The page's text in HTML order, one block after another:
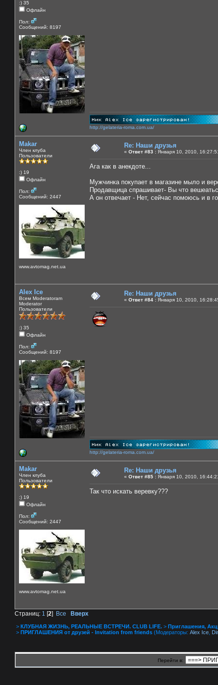
:) 35
Офлайн
Пол:
Сообщений: 8197
http://gelateria-roma.com.ua/
Makar
Член клуба
Пользователи
:) 19
Офлайн
Пол:
Сообщений: 2447
www.avtomag.net.ua
Re: Наши друзья
« Ответ #83 : Января 10, 2010,
Ага как в анекдоте...
Мужчинка покупает в магазине мыло и
Продавщица спрашивает- Вы что
А он отвечает - Нет, сейчас помоюсь и в
Alex Ice
Всем Moderatoram
Moderator
Пользователи
:) 35
Офлайн
Пол:
Сообщений: 8197
Re: Наши друзья
« Ответ #84 : Января 10, 2010,
http://gelateria-roma.com.ua/
Makar
Член клуба
Пользователи
:) 19
Офлайн
Пол:
Сообщений: 2447
www.avtomag.net.ua
Re: Наши друзья
« Ответ #85 : Января 10, 2010,
Так что искать веревку???
Страниц: 1 [2] Все Вверх
> КЛУБНАЯ ЖИЗНЬ, РЕАЛЬНЫЕ ВСТРЕЧИ. CLUB LIFE. > Приглашения,
> ПРИГЛАШЕНИЯ от друзей - Invitation from friends (Модераторы: Alex Ice
Перейти в: